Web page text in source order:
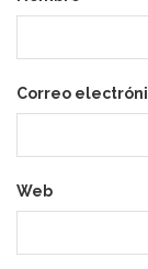
Correo
Web